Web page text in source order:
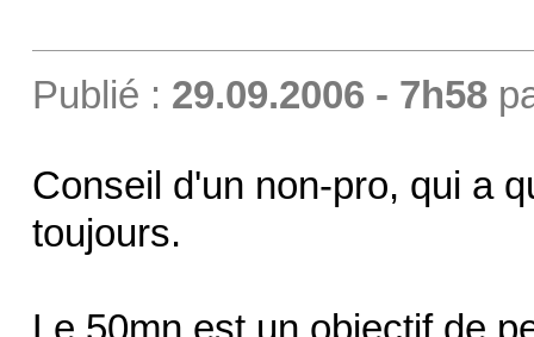
Publié : 29.09.2006 - 7h58
Conseil d'un non-pro, qui a
toujours.